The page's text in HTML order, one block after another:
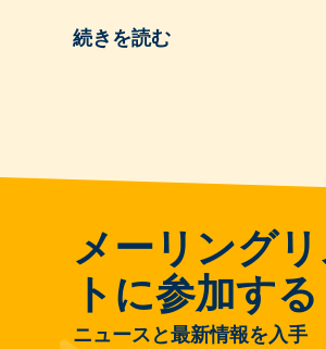
続きを読む
メーリングリ
トに参加する
ニュースと最新情報を入手